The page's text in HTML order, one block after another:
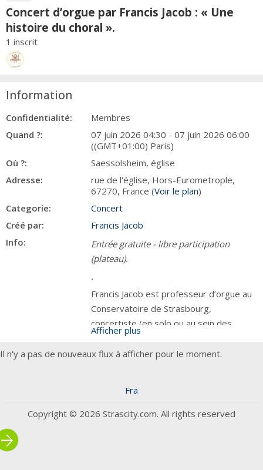
Concert d’orgue par Francis Jacob : « Une
histoire du choral ».
1 inscrit
Information
Confidentialité:
Membres
Quand ?:
07 juin 2026 04:30 - 07 juin 2026 06:00
((GMT+01:00) Paris)
Où ?:
Saessolsheim, église
Adresse:
rue de l'église, Hors-Eurometrople,
67270, France (Voir le plan)
Categorie:
Concert
Créé par:
Francis Jacob
Info:
Entrée gratuite - libre participation
(plateau).
.
Francis Jacob est professeur d’orgue au
Conservatoire de Strasbourg,
concertiste (en solo ou au sein des
ensembles Gli Angeli, Hathor Consort, Le
Concert Royal…), directeur artistique de
Bernard Aubertin en 1995, est idéal pour
Afficher plus
Il n'y a pas de nouveaux flux à afficher pour le moment.
Fra
Copyright © 2026 Strascity.com. All rights reserved